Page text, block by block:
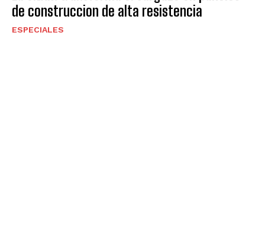
de construccion de alta resistencia
ESPECIALES